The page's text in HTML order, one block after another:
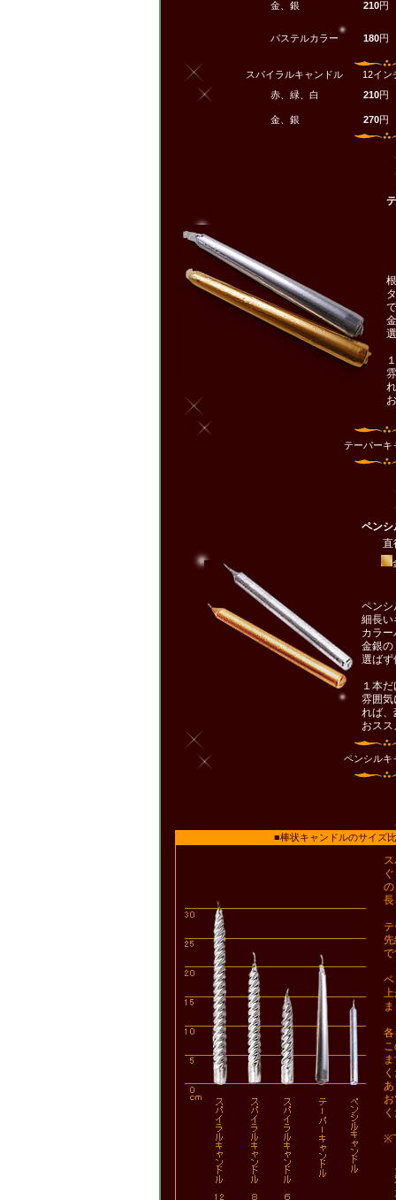
金、銀 210円
パステルカラー 180円
スパイラルキャンドル 12イン
赤、緑、白
210円
金、銀 270円
テーパー
ペンシ
直径
ペンシ
細長い
カラ
金銀の
選ばず
１本
雰囲気
れば、
おスス
ペンシル
■棒状キャンドルのサイズ
で
※